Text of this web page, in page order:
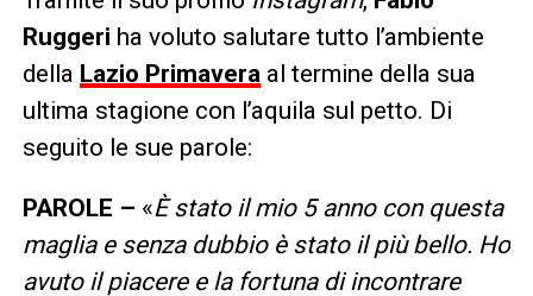
Ruggeri ha voluto salutare tutto l’ambiente
della Lazio Primaveraal termine della sua
ultima stagione con l’aquila sul petto. Di
seguito le sue parole:
PAROLE – «È stato il mio 5 anno con questa
maglia e senza dubbio è stato il più bello. Ho
avuto il piacere e la fortuna di incontrare